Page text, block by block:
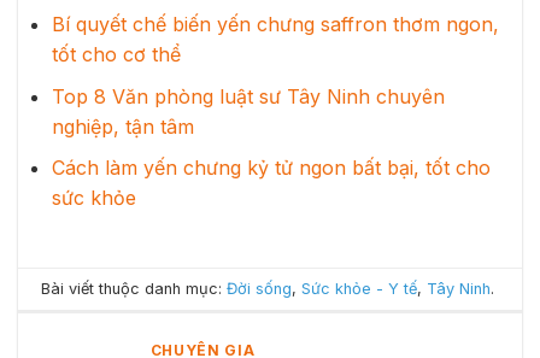
Bí quyết chế biến yến chưng saffron thơm ngon,
tốt cho cơ thể
Top 8 Văn phòng luật sư Tây Ninh chuyên
nghiệp, tận tâm
Cách làm yến chưng kỷ tử ngon bất bại, tốt cho
sức khỏe
Bài viết thuộc danh mục:Đời sống,Sức khỏe - Y tế, Tây Ninh.
CHUYÊN GIA